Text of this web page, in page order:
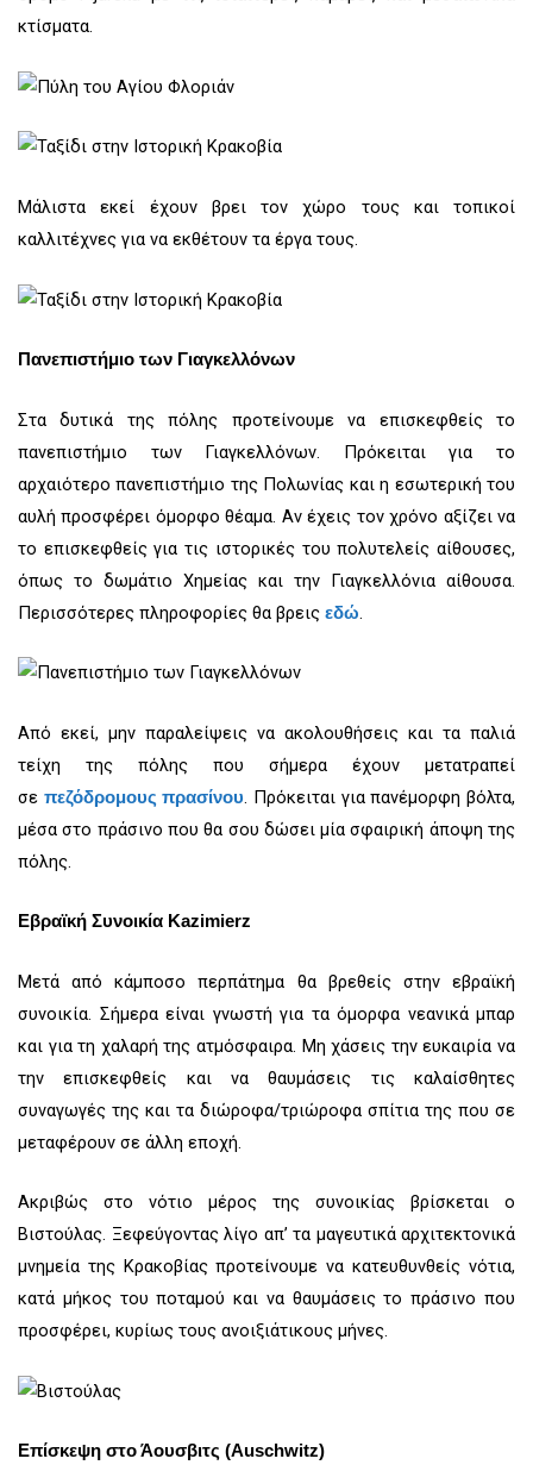
κτίσματα.
Μάλιστα εκεί έχουν βρει τον χώρο τους και τοπικοί
καλλιτέχνες για να εκθέτουν τα έργα τους.
Πανεπιστήμιο των Γιαγκελλόνων
Στα δυτικά της πόλης προτείνουμε να επισκεφθείς το
πανεπιστήμιο των Γιαγκελλόνων. Πρόκειται για το
αρχαιότερο πανεπιστήμιο της Πολωνίας και η εσωτερική του
αυλή προσφέρει όμορφο θέαμα. Αν έχεις τον χρόνο αξίζει να
το επισκεφθείς για τις ιστορικές του πολυτελείς αίθουσες,
όπως το δωμάτιο Χημείας και την Γιαγκελλόνια αίθουσα.
Περισσότερες πληροφορίες θα βρεις εδώ
Από εκεί, μην παραλείψεις να ακολουθήσεις και τα παλιά
τείχη της πόλης που σήμερα έχουν μετατραπεί
σε πεζόδρομους πρασίνου. Πρόκειται για πανέμορφη βόλτα,
μέσα στο πράσινο που θα σου δώσει μία σφαιρική άποψη της
πόλης.
Εβραϊκή Συνοικία Kazimierz
Μετά από κάμποσο περπάτημα θα βρεθείς στην εβραϊκή
συνοικία. Σήμερα είναι γνωστή για τα όμορφα νεανικά μπαρ
και για τη χαλαρή της ατμόσφαιρα. Μη χάσεις την ευκαιρία να
την επισκεφθείς και να θαυμάσεις τις καλαίσθητες
συναγωγές της και τα διώροφα/τριώροφα σπίτια της που σε
μεταφέρουν σε άλλη εποχή.
Ακριβώς στο νότιο μέρος της συνοικίας βρίσκεται ο
Βιστούλας. Ξεφεύγοντας λίγο απ’ τα μαγευτικά αρχιτεκτονικά
μνημεία της Κρακοβίας προτείνουμε να κατευθυνθείς νότια,
κατά μήκος του ποταμού και να θαυμάσεις το πράσινο που
προσφέρει, κυρίως τους ανοιξιάτικους μήνες.
Επίσκεψη στο Άουσβιτς (Auschwitz)